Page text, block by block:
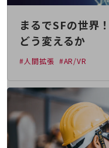
自動化・省電化
人材不足解消
業種・業態で探すTOP
一次産業
まるでSFの世界
どう変えるか
#人間拡張 #AR/VR